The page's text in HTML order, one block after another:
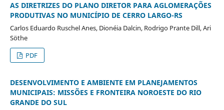
AS DIRETRIZES DO PLANO DIRETOR PARA AGLOMERAÇÕES
PRODUTIVAS NO MUNICÍPIO DE CERRO LARGO-RS
Carlos Eduardo Ruschel Anes, Dionéia Dalcin, Rodrigo Prante Dill, Ari
Söthe
PDF
DESENVOLVIMENTO E AMBIENTE EM PLANEJAMENTOS
MUNICIPAIS: MISSÕES E FRONTEIRA NOROESTE DO RIO
GRANDE DO SUL